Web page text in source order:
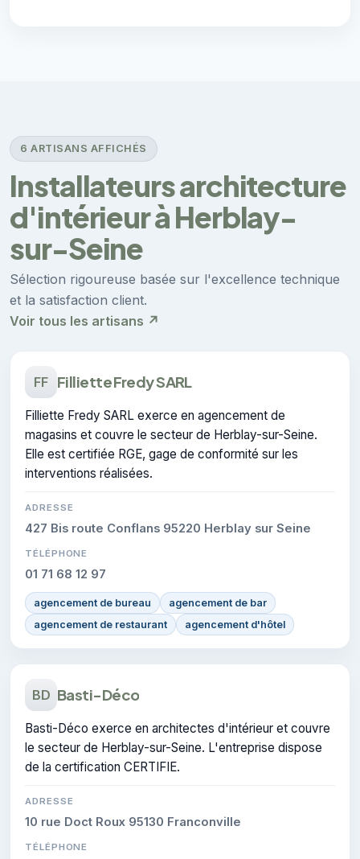
6 ARTISANS AFFICHÉS
Installateurs architecture
d'intérieur à Herblay-
sur-Seine
Sélection rigoureuse basée sur l'excellence technique
et la satisfaction client.
Voir tous les artisans ↗
FF Filliette Fredy SARL
Filliette Fredy SARL exerce en agencement de
magasins et couvre le secteur de Herblay-sur-Seine.
Elle est certifiée RGE, gage de conformité sur les
interventions réalisées.
ADRESSE
427 Bis route Conflans 95220 Herblay sur Seine
TÉLÉPHONE
01 71 68 12 97
agencement de bureau
agencement de bar
agencement de restaurant
agencement d'hôtel
BD Basti-Déco
Basti-Déco exerce en architectes d'intérieur et couvre
le secteur de Herblay-sur-Seine. L'entreprise dispose
de la certification CERTIFIE.
ADRESSE
10 rue Doct Roux 95130 Franconville
TÉLÉPHONE